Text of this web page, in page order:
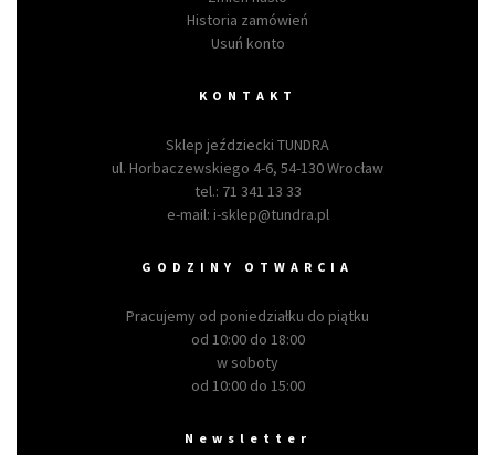
Historia zamówień
Usuń konto
KONTAKT
Sklep jeździecki TUNDRA
ul. Horbaczewskiego 4-6, 54-130 Wrocław
tel.: 71 341 13 33
e-mail: i-sklep@tundra.pl
GODZINY OTWARCIA
Pracujemy od poniedziałku do piątku
od 10:00 do 18:00
w soboty
od 10:00 do 15:00
Newsletter